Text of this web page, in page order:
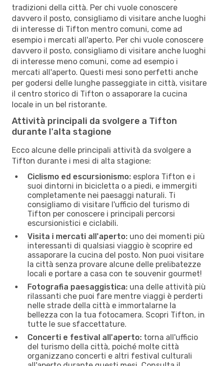
tradizioni della città. Per chi vuole conoscere
davvero il posto, consigliamo di visitare anche luoghi
di interesse di Tifton mentro comuni, come ad
esempio i mercati all'aperto. Per chi vuole conoscere
davvero il posto, consigliamo di visitare anche luoghi
di interesse meno comuni, come ad esempio i
mercati all'aperto. Questi mesi sono perfetti anche
per godersi delle lunghe passeggiate in città, visitare
il centro storico di Tifton o assaporare la cucina
locale in un bel ristorante.
Attività principali da svolgere a Tifton
durante l'alta stagione
Ecco alcune delle principali attività da svolgere a
Tifton durante i mesi di alta stagione:
Ciclismo ed escursionismo: esplora Tifton e i
suoi dintorni in bicicletta o a piedi, e immergiti
completamente nei paesaggi naturali. Ti
consigliamo di visitare l'ufficio del turismo di
Tifton per conoscere i principali percorsi
escursionistici e ciclabili.
Visita i mercati all'aperto: uno dei momenti più
interessanti di qualsiasi viaggio è scoprire ed
assaporare la cucina del posto. Non puoi visitare
la città senza provare alcune delle prelibatezze
locali e portare a casa con te souvenir gourmet!
Fotografia paesaggistica: una delle attività più
rilassanti che puoi fare mentre viaggi è perderti
nelle strade della città e immortalarne la
bellezza con la tua fotocamera. Scopri Tifton, in
tutte le sue sfaccettature.
Concerti e festival all'aperto: torna all'ufficio
del turismo della città, poiché molte città
organizzano concerti e altri festival culturali